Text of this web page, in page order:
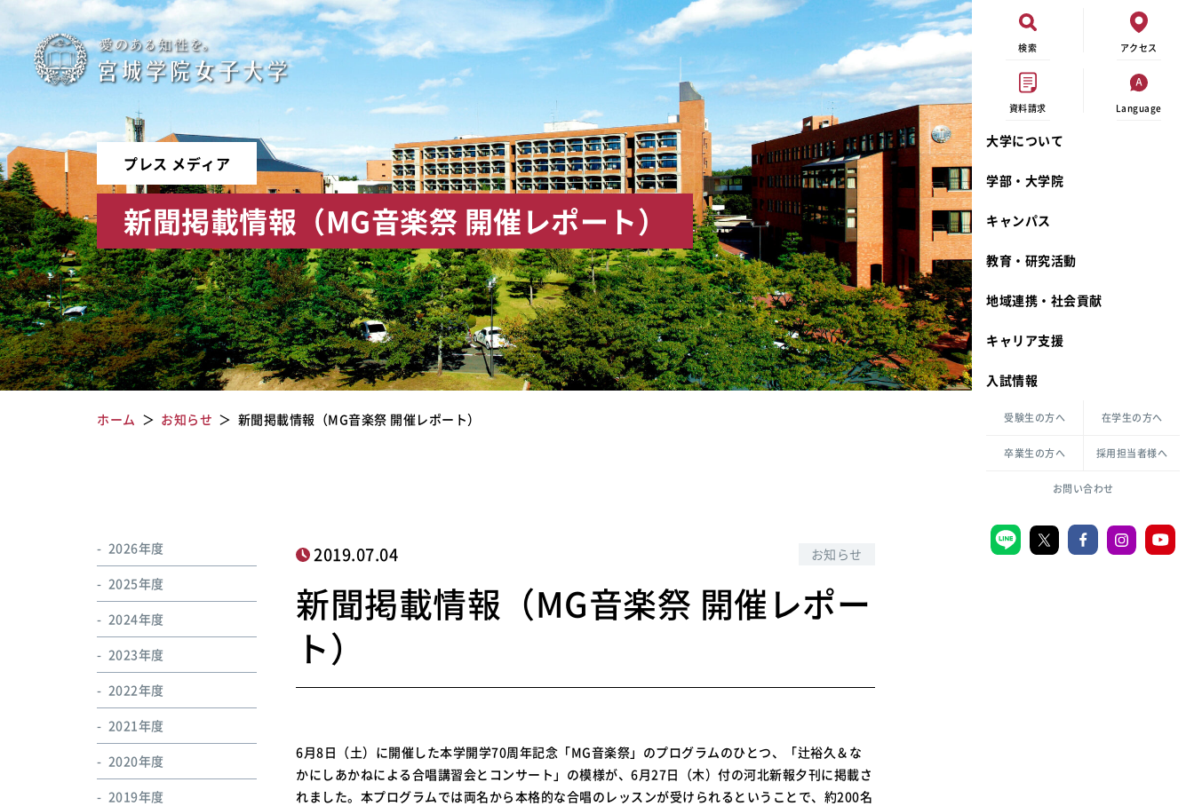
検索 アクセス
資料請求 Language
大学について
宮城学院 校歌
礼拝堂
カリキュラム・ポリシー
倫理憲章
ハラスメントの防止
共生のための多様性宣言
学部・大学院
生活文化デザイン学科
一般教育課程
キャンパス
奨学金
大学祭
キャンパスメンバーズ
教職センター
学芸員課程
図書館司書課程
教育・研究活動動物実験に関する情報公開
キリスト教文化研究所
生活環境科学研究所
地域連携・社会貢献
カリキュラム・入室方法
キャリア支援
入試情報
受験生の方へ 在学生の方へ
卒業生の方へ 採用担当者様へ
お問い合わせ
宮
城
学
院
女
子
大
学
プレス メディア
新聞掲載情報（MG音楽祭 開催レポート）
ホーム お知らせ 新聞掲載情報（MG音楽祭 開催レポート）
2019.07.04 お知らせ
新聞掲載情報（MG音楽祭 開催レポー
ト）
6月8日（土）に開催した本学開学70周年記念「MG音楽祭」のプログラムのひとつ、「辻裕久＆な
かにしあかねによる合唱講習会とコンサート」の模様が、6月27日（木）付の河北新報夕刊に掲載さ
れました。本プログラムでは両名から本格的な合唱のレッスンが受けられるということで、約200名
2026年度
2025年度
2024年度
2023年度
2022年度
2021年度
2020年度
2019年度